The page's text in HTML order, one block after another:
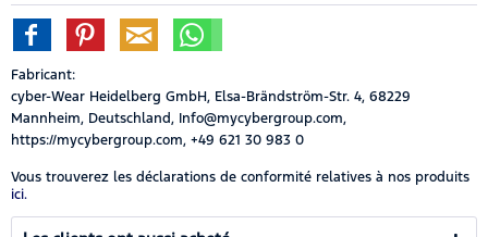
Fabricant:
cyber-Wear Heidelberg GmbH, Elsa-Brändström-Str. 4, 68229
Mannheim, Deutschland, Info@mycybergroup.com,
https://mycybergroup.com, +49 621 30 983 0
Vous trouverez les déclarations de conformité relatives à nos produits
ici.